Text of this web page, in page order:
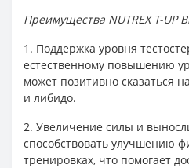
Преимущества NUTREX T-UP
1. Поддержка уровня
естественному повышению
может позитивно сказаться
и либидо.
2. Увеличение силы и
способствовать улучшению
тренировках, что помогает